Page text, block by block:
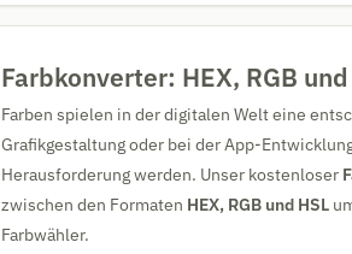
Farbkonverter: HEX, RGB
Farben spielen in der digitalen Welt eine
Grafikgestaltung oder bei der App-
Herausforderung werden. Unser kostenloser
zwischen den Formaten HEX, RGB und HSL
Farbwähler.